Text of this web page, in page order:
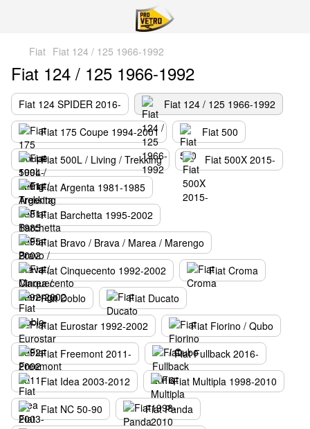
Fiat Fiat 124 / 125 1966-1992
Fiat 124 / 125 1966-1992
Fiat 124 SPIDER 2016-
Fiat 124 / 125 1966-1992
Fiat 175 Coupe 1994-2001
Fiat 500
Fiat 500L / Living / Trekking
Fiat 500X 2015-
Fiat Argenta 1981-1985
Fiat Barchetta 1995-2002
Fiat Bravo / Brava / Marea / Marengo
Fiat Cinquecento 1992-2002
Fiat Croma
Fiat Doblo
Fiat Ducato
Fiat Eurostar 1992-2002
Fiat Fiorino / Qubo
Fiat Freemont 2011-
Fiat Fullback 2016-
Fiat Idea 2003-2012
Fiat Multipla 1998-2010
Fiat NC 50-90
Fiat Panda